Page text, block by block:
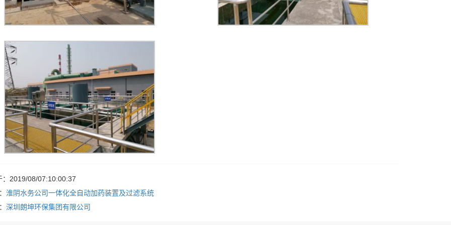
2019/08/07:10:00:37
淮阴水务公司一体化全自动加药装置及过滤系统
深圳朗坤环保集团有限公司